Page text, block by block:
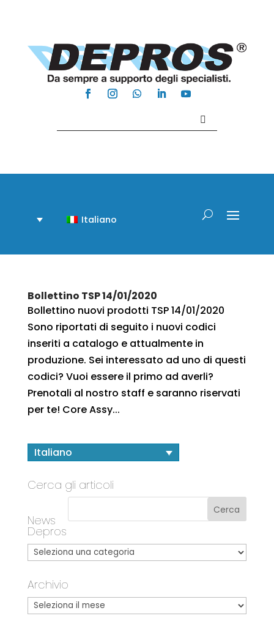
Italiano
Bollettino TSP 14/01/2020
Bollettino nuovi prodotti TSP 14/01/2020
Sono riportati di seguito i nuovi codici
inseriti a catalogo e attualmente in
produzione. Sei interessato ad uno di questi
codici? Vuoi essere il primo ad averli?
Prenotali al nostro staff e saranno riservati
per te! Core Assy...
Italiano
Cerca gli articoli
News
Depros
Archivio